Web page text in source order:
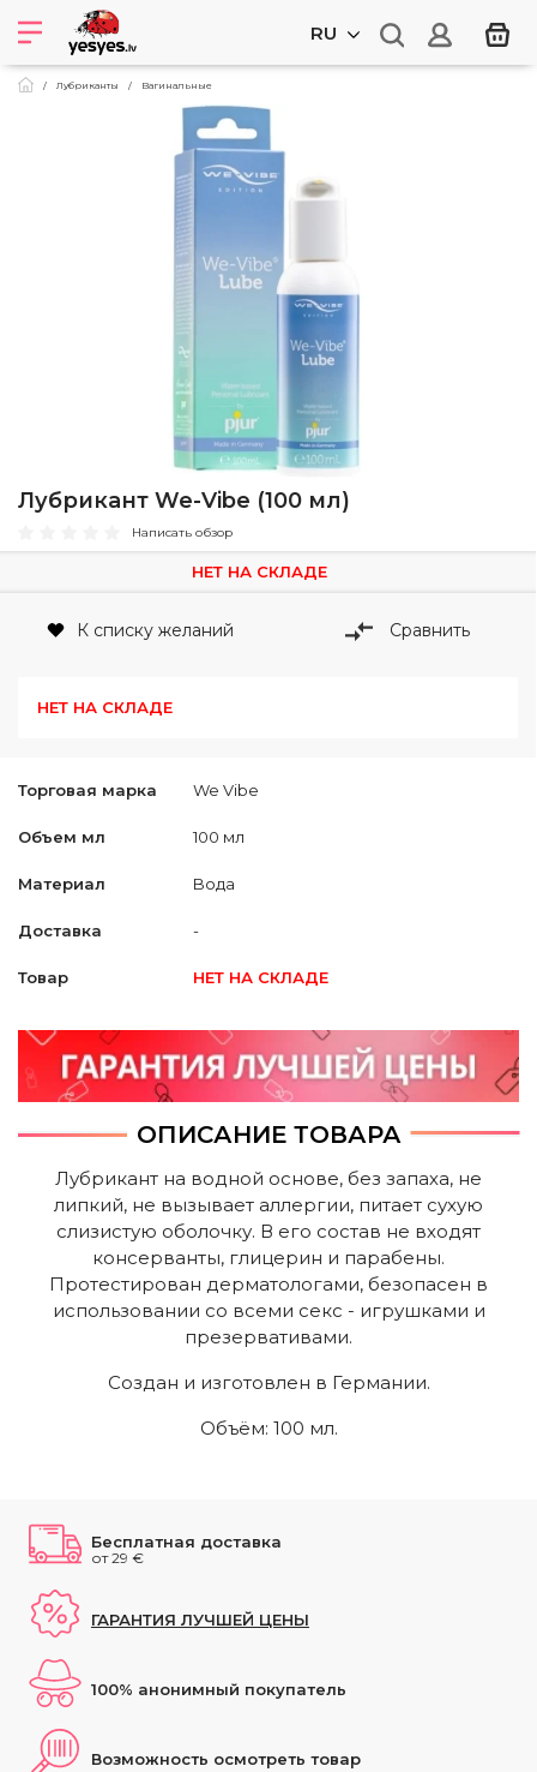
RU
Лубриканты Вагинальные
Лубрикант We-Vibe (100 мл)
Написать обзор
Торговая марка We Vibe
Объем мл 100 мл
Материал Bода
Доставка -
Товар НЕТ НА СКЛАДЕ
НЕТ НА СКЛАДЕ
К списку желаний Сравнить
НЕТ НА СКЛАДЕ
ОПИСАНИЕ ТОВАРА
Лубрикант на водной основе, без запаха, не
липкий, не вызывает аллергии, питает сухую
слизистую оболочку. В его состав не входят
консерванты, глицерин и парабены.
Протестирован дерматологами, безопасен в
использовании со всеми секс - игрушками и
презервативами.
Создан и изготовлен в Германии.
Объём: 100 мл.
Бесплатная доставка
от 29 €
ГАРАНТИЯ ЛУЧШЕЙ ЦЕНЫ
100% анонимный покупатель
Возможность осмотреть товар